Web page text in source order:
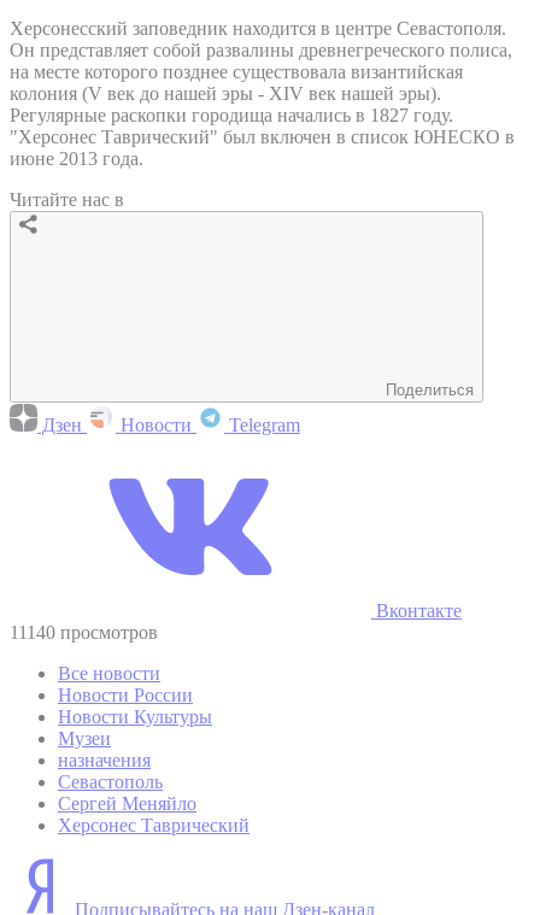
Херсонесский заповедник находится в центре Севастополя.
Он представляет собой развалины древнегреческого полиса,
на месте которого позднее существовала византийская
колония (V век до нашей эры - XIV век нашей эры).
Регулярные раскопки городища начались в 1827 году.
"Херсонес Таврический" был включен в список ЮНЕСКО в
июне 2013 года.
Читайте нас в
Поделиться
Дзен Новости Telegram
Вконтакте
11140 просмотров
Все новости
Новости России
Новости Культуры
Музеи
назначения
Севастополь
Сергей Меняйло
Херсонес Таврический
Подписывайтесь на наш Дзен-канал